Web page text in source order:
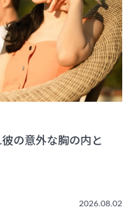
の意外な胸の内と
2026.08.02